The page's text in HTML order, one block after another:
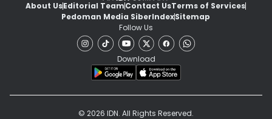
About UsEditorial TeamContact UsTerms of Services
Pedoman Media SiberIndexSitemap
Follow Us
Download
© 2026 IDN. All Rights Reserved.